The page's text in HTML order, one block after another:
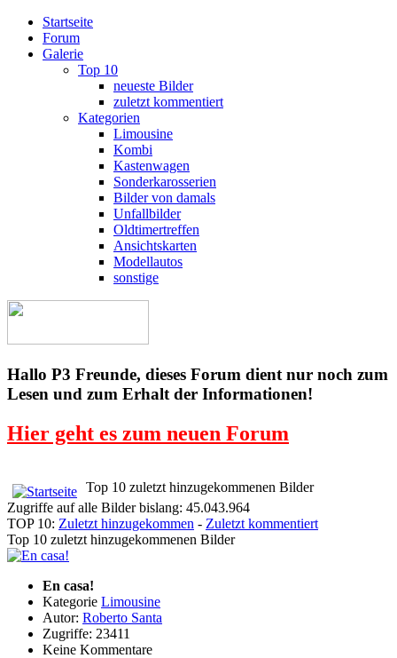
Startseite
Forum
Galerie
Top 10
neueste Bilder
zuletzt kommentiert
Kategorien
Limousine
Kombi
Kastenwagen
Sonderkarosserien
Bilder von damals
Unfallbilder
Oldtimertreffen
Ansichtskarten
Modellautos
sonstige
Hallo P3 Freunde, dieses Forum dient nur noch zum
Lesen und zum Erhalt der Informationen!
Hier geht es zum neuen Forum
Top 10 zuletzt hinzugekommenen Bilder
Zugriffe auf alle Bilder bislang: 45.043.964
TOP 10: Zuletzt hinzugekommen - Zuletzt kommentiert
Top 10 zuletzt hinzugekommenen Bilder
En casa!
Kategorie Limousine
Autor: Roberto Santa
Zugriffe: 23411
Keine Kommentare